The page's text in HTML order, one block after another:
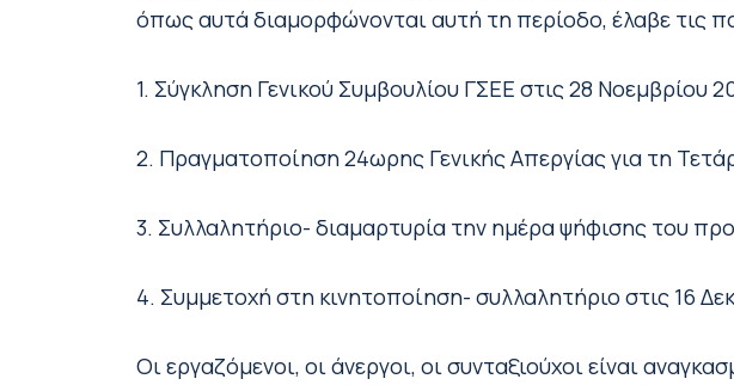
όπως αυτά διαμορφώνονται αυτή τη περίοδο, έλαβε τις
1. Σύγκληση Γενικού Συμβουλίου ΓΣΕΕ στις 28 Νοεμβρίου
2. Πραγματοποίηση 24ωρης Γενικής Απεργίας για τη
3. Συλλαλητήριο- διαμαρτυρία την ημέρα ψήφισης του
4. Συμμετοχή στη κινητοποίηση- συλλαλητήριο στις 16
Οι εργαζόμενοι, οι άνεργοι, οι συνταξιούχοι είναι